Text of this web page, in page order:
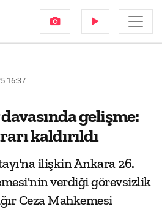
16:37
gelişme:
kaldırıldı
ilişkin Ankara 26.
verdiği görevsizlik
Ceza Mahkemesi